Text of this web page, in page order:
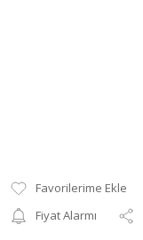
Fiyat Alarmı